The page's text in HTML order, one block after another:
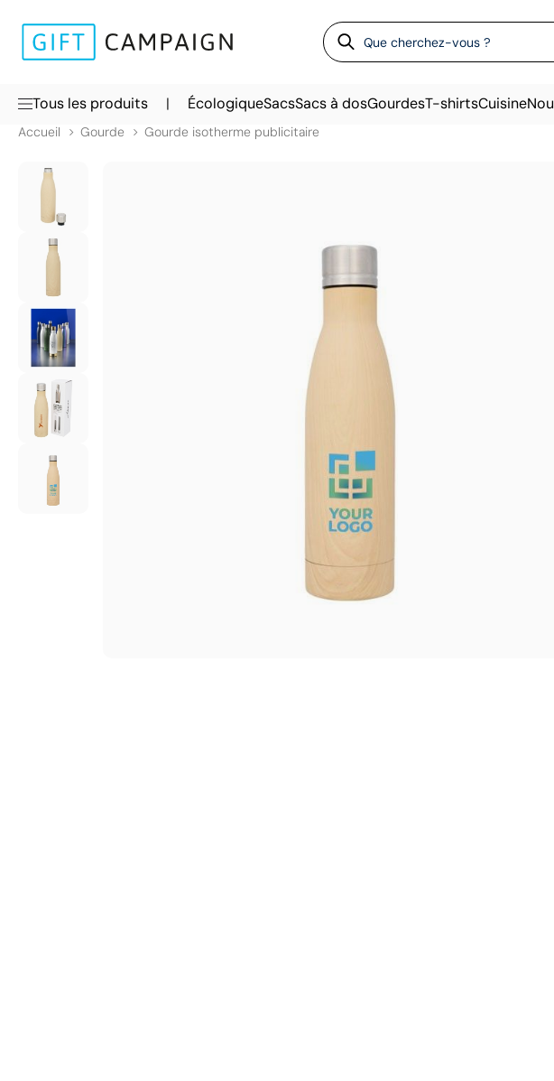
Tous les produits | ÉcologiqueSacsSacs à dosGourdesT-shirtsCuisine
Accueil Gourde Gourde isotherme publicitaire